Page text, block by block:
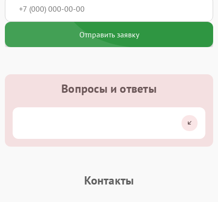
Отправить заявку
Вопросы и ответы
Контакты